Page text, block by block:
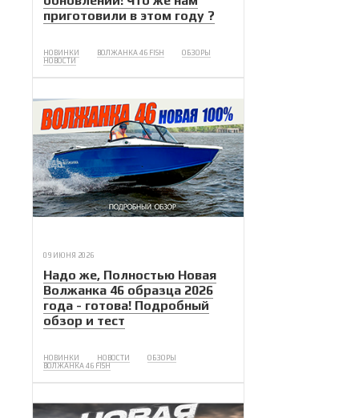
приготовили в этом году ?
НОВИНКИ ВОЛЖАНКА 46 FISH
ОБЗОРЫ
НОВОСТИ
09 ИЮНЯ 2026
Надо же, Полностью Новая
Волжанка 46 образца 2026
года - готова! Подробный
обзор и тест
НОВИНКИ НОВОСТИ
ОБЗОРЫ
ВОЛЖАНКА 46 FISH